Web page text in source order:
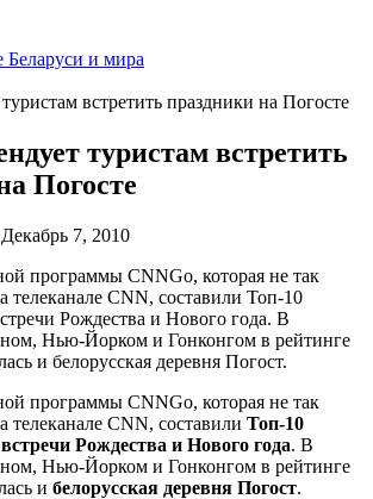
Беларуси и мира
встретить праздники на Погосте
туристам встретить
Погосте
Декабрь 7, 2010
программы CNNGo, которая не так
телеканале CNN, составили Топ-10
Рождества и Нового года. В
Нью-Йорком и Гонконгом в рейтинге
и белорусская деревня Погост.
программы CNNGo, которая не так
телеканале CNN, составили Топ-10
Рождества и Нового года. В
Нью-Йорком и Гонконгом в рейтинге
и белорусская деревня Погост.